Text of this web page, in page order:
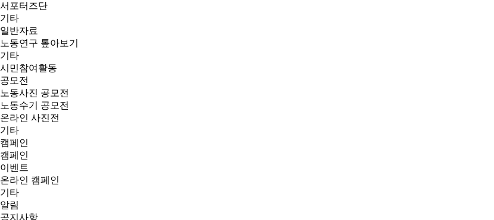
서포터즈단
기타
일반자료
노동연구 톺아보기
기타
시민참여활동
공모전
노동사진 공모전
노동수기 공모전
온라인 사진전
기타
캠페인
캠페인
이벤트
온라인 캠페인
기타
알림
공지사항